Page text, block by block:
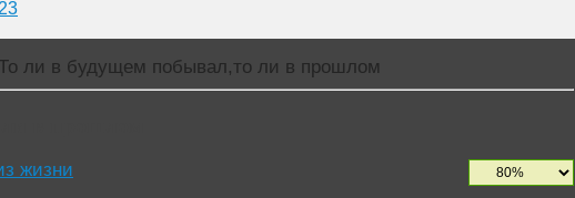
То ли в будущем побывал,то ли в прошлом
жизни